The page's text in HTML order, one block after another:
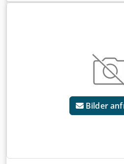
Max. Last 2000kg,
Bilder